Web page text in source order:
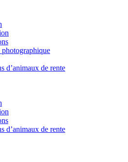
photographique
d’animaux de rente
d’animaux de rente